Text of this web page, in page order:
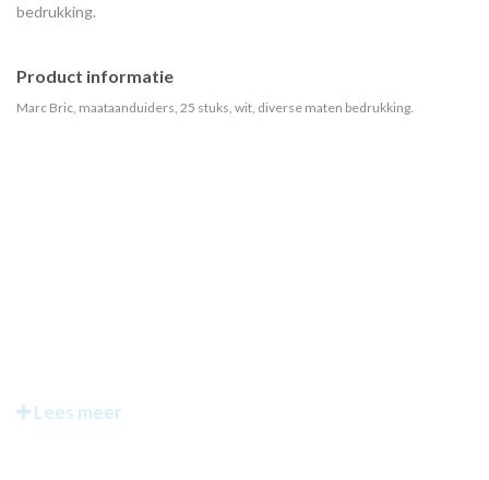
bedrukking.
Product informatie
Marc Bric, maataanduiders, 25 stuks, wit, diverse maten bedrukking.
Lees meer